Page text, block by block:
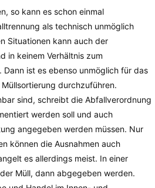
so kann es schon einmal
als technisch unmöglich
Situationen kann auch der
in keinem Verhältnis zum
ist es ebenso unmöglich für das
durchzuführen.
sind, schreibt die Abfallverordnung
werden soll und auch
angegeben werden müssen. Nur
können die Ausnahmen auch
es allerdings meist. In einer
Müll, dann abgegeben werden.